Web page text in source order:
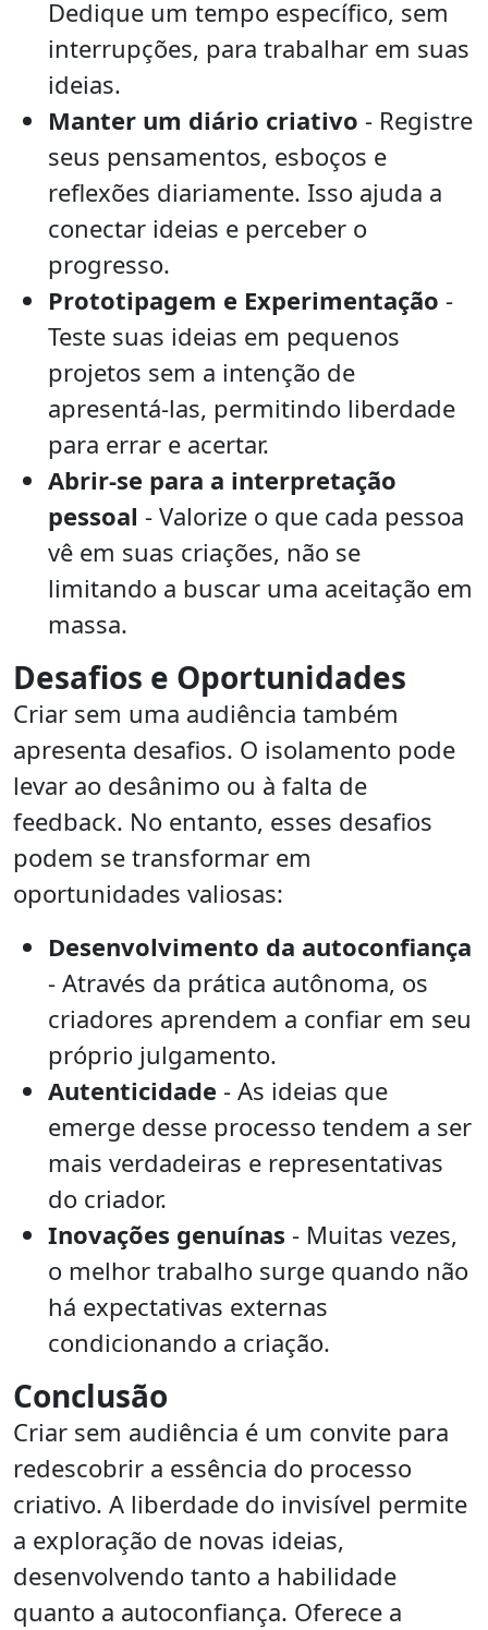
Dedique um tempo específico, sem
interrupções, para trabalhar em suas
ideias.
Manter um diário criativo - Registre
seus pensamentos, esboços e
reflexões diariamente. Isso ajuda a
conectar ideias e perceber o
progresso.
Prototipagem e Experimentação -
Teste suas ideias em pequenos
projetos sem a intenção de
apresentá-las, permitindo liberdade
para errar e acertar.
Abrir-se para a interpretação
pessoal - Valorize o que cada pessoa
vê em suas criações, não se
limitando a buscar uma aceitação em
massa.
Desafios e Oportunidades
Criar sem uma audiência também
apresenta desafios. O isolamento pode
levar ao desânimo ou à falta de
feedback. No entanto, esses desafios
podem se transformar em
oportunidades valiosas:
Desenvolvimento da autoconfiança
- Através da prática autônoma, os
criadores aprendem a confiar em seu
próprio julgamento.
Autenticidade - As ideias que
emerge desse processo tendem a ser
mais verdadeiras e representativas
do criador.
Inovações genuínas - Muitas vezes,
o melhor trabalho surge quando não
há expectativas externas
condicionando a criação.
Conclusão
Criar sem audiência é um convite para
redescobrir a essência do processo
criativo. A liberdade do invisível permite
a exploração de novas ideias,
desenvolvendo tanto a habilidade
quanto a autoconfiança. Oferece a